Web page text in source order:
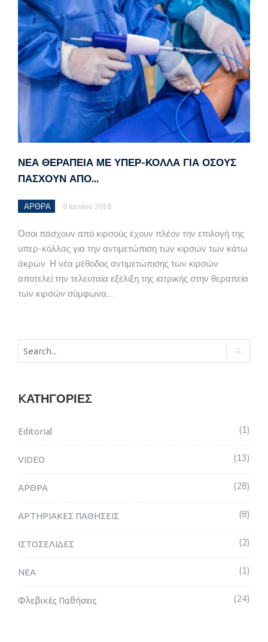
ΝΈΑ ΘΕΡΑΠΕΊΑ ΜΕ ΥΠΕΡ-ΚΌΛΛΑ ΓΙΑ ΌΣΟΥΣ
ΠΆΣΧΟΥΝ ΑΠΌ…
ΑΡΘΡΑ 8 Ιουνίου 2018
Όσοι πάσχουν από κιρσούς έχουν πλέον την επιλογή της
υπερ-κόλλας για την αντιμετώπιση των κιρσών των κάτω
άκρων. Η νέα μέθοδος αντιμετώπισης των κιρσών
αποτελεί την τελευταία εξέλιξη της ιατρικής στην θεραπεία
των κιρσών σύμφωνα…
KΑΤΗΓΟΡΊΕΣ
Editorial 1
VIDEO 13
ΑΡΘΡΑ 28
ΑΡΤΗΡΙΑΚΕΣ ΠΑΘΗΣΕΙΣ 8
ΙΣΤΟΣΕΛΙΔΕΣ 2
ΝΕΑ 1
Φλεβικές Παθήσεις 24